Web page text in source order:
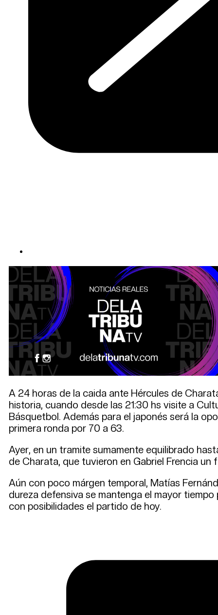
A 24 horas de la caida ante Hércules de
historia, cuando desde las 21:30 hs visite a
Básquetbol. Además para el japonés será la
primera ronda por 70 a 63.
Ayer, en un tramite sumamente equilibrado
de Charata, que tuvieron en Gabriel Frencia
Aún con poco márgen temporal, Matías
dureza defensiva se mantenga el mayor
con posibilidades el partido de hoy.